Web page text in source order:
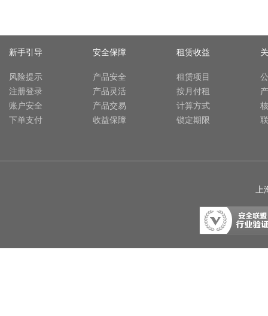
新手引导
风险提示
注册登录
账户安全
下单支付
安全保障
产品安全
产品灵活
产品交易
收益保障
租赁收益
租赁项目
按月付租
计算方式
锁定期限